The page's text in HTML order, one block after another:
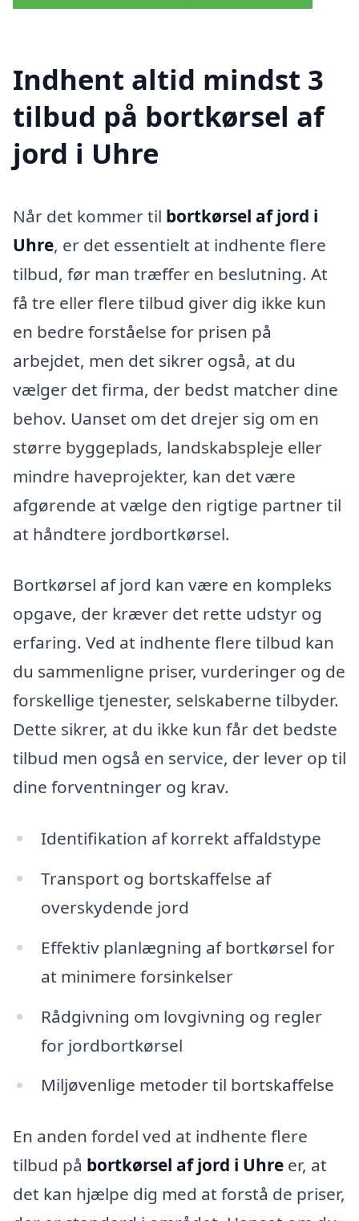
Indhent altid mindst 3
tilbud på bortkørsel af
jord i Uhre
Når det kommer til bortkørsel af jord i
Uhre, er det essentielt at indhente flere
tilbud, før man træffer en beslutning. At
få tre eller flere tilbud giver dig ikke kun
en bedre forståelse for prisen på
arbejdet, men det sikrer også, at du
vælger det firma, der bedst matcher dine
behov. Uanset om det drejer sig om en
større byggeplads, landskabspleje eller
mindre haveprojekter, kan det være
afgørende at vælge den rigtige partner til
at håndtere jordbortkørsel.
Bortkørsel af jord kan være en kompleks
opgave, der kræver det rette udstyr og
erfaring. Ved at indhente flere tilbud kan
du sammenligne priser, vurderinger og de
forskellige tjenester, selskaberne tilbyder.
Dette sikrer, at du ikke kun får det bedste
tilbud men også en service, der lever op til
dine forventninger og krav.
Identifikation af korrekt affaldstype
Transport og bortskaffelse af
overskydende jord
Effektiv planlægning af bortkørsel for
at minimere forsinkelser
Rådgivning om lovgivning og regler
for jordbortkørsel
Miljøvenlige metoder til bortskaffelse
En anden fordel ved at indhente flere
tilbud på bortkørsel af jord i Uhre er, at
det kan hjælpe dig med at forstå de priser,